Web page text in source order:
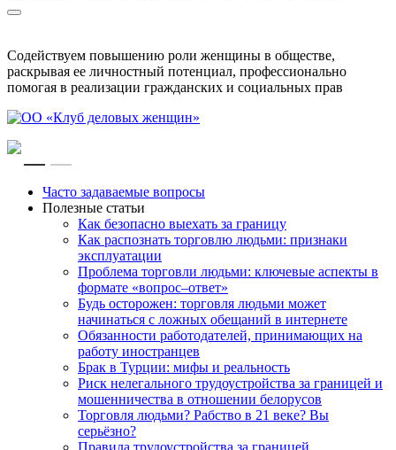
Содействуем повышению роли женщины в обществе,
раскрывая ее личностный потенциал, профессионально
помогая в реализации гражданских и социальных прав
RUEN
Часто задаваемые вопросы
Полезные статьи
Как безопасно выехать за границу
Как распознать торговлю людьми: признаки
эксплуатации
Проблема торговли людьми: ключевые аспекты в
формате «вопрос–ответ»
Будь осторожен: торговля людьми может
начинаться с ложных обещаний в интернете
Обязанности работодателей, принимающих на
работу иностранцев
Брак в Турции: мифы и реальность
Риск нелегального трудоустройства за границей и
мошенничества в отношении белорусов
Торговля людьми? Рабство в 21 веке? Вы
серьёзно?
Правила трудоустройства за границей